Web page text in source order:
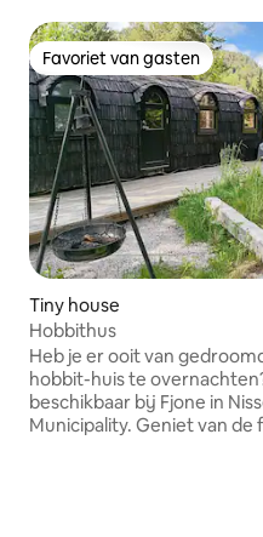
Favoriet van gasten
Favoriet van gasten
Tiny house
Hobbithus
Heb je er ooit van
hobbit-huis te
beschikbaar bij Fjone in
Municipality. Geniet van de frisse lucht